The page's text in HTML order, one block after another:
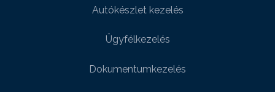
Autókészlet kezelés
Ügyfélkezelés
Dokumentumkezelés